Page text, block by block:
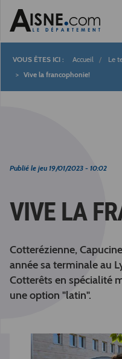
Fil
Accueil Le
Vive la francophonie!
Publié le jeu 19/01/2023 - 10:02
VIVE LA
Cotterézienne,
année sa terminale au
Cotterêts en spécialité
une option "latin".